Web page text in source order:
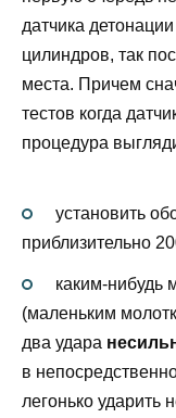
датчика
цилиндров, так
места. Причем
тестов когда
процедура
установить
приблизительно
каким-нибудь
(маленьким
два удара
в
легонько ударить